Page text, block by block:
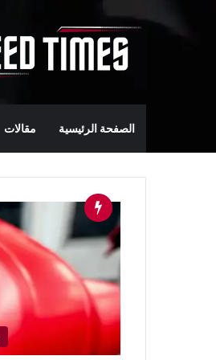
الصفحة الرئيسية مقالات